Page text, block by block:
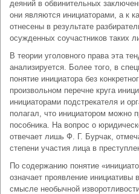
деяний в обвинительных
они являются инициаторами, а к
отнесены в результате
осужденных соучастников таких
В теории уголовного права эта
анализируется. Более того, в
понятие инициатора без
произвольном перечне круга
инициаторами подстрекателя и
полагал, что инициатором можно
пособника. На вопрос о
отвечает лишь Ф. Г. Бурчак,
степени участия лица в
По содержанию понятие
означает проявление инициативы
смысле необычной